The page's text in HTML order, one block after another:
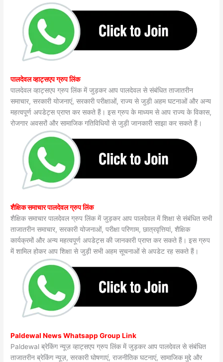
पालदेवल व्हाट्सएप ग्रुप लिंक
पालदेवल व्हाट्सएप ग्रुप लिंक में जुड़कर आप पालदेवल से संबंधित ताजातरीन
समाचार, सरकारी योजनाएं, सरकारी परीक्षाओं, राज्य से जुड़ी अहम घटनाओं और अन्य
महत्वपूर्ण अपडेट्स प्राप्त कर सकते हैं। इस ग्रुप के माध्यम से आप राज्य के विकास,
रोजगार अवसरों और सामाजिक गतिविधियों से जुड़ी जानकारी साझा कर सकते हैं।
शैक्षिक समाचार पालदेवल ग्रुप लिंक
शैक्षिक समाचार पालदेवल ग्रुप लिंक में जुड़कर आप पालदेवल में शिक्षा से संबंधित सभी
ताजातरीन समाचार, सरकारी योजनाओं, परीक्षा परिणाम, छात्रवृत्तियां, शैक्षिक
कार्यक्रमों और अन्य महत्वपूर्ण अपडेट्स की जानकारी प्राप्त कर सकते हैं। इस ग्रुप
में शामिल होकर आप शिक्षा से जुड़ी सभी अहम सूचनाओं से अपडेट रह सकते हैं।
Paldewal News Whatsapp Group Link
Paldewal ब्रेकिंग न्यूज़ व्हाट्सएप ग्रुप लिंक में जुड़कर आप पालदेवल से संबंधित
ताजातरीन ब्रेकिंग न्यूज़, सरकारी घोषणाएं, राजनीतिक घटनाएं, सामाजिक मुद्दे और